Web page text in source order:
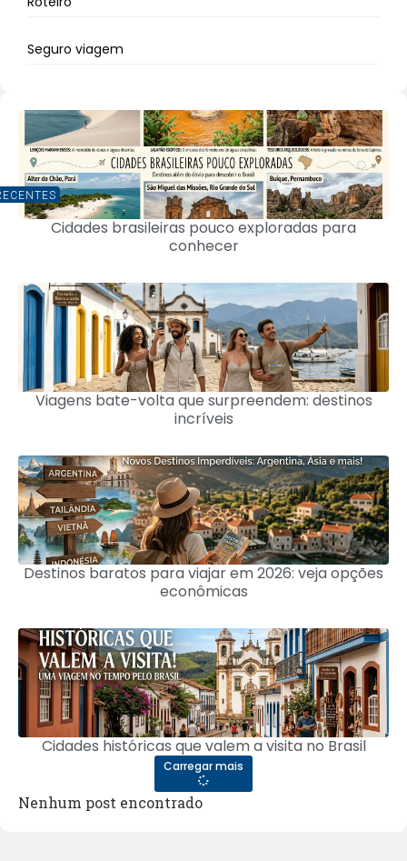
Seguro viagem
Cidades brasileiras pouco exploradas para
conhecer
Viagens bate-volta que surpreendem: destinos
incríveis
Destinos baratos para viajar em 2026: veja opções
econômicas
Cidades históricas que valem a visita no Brasil
Carregar mais
Nenhum post encontrado